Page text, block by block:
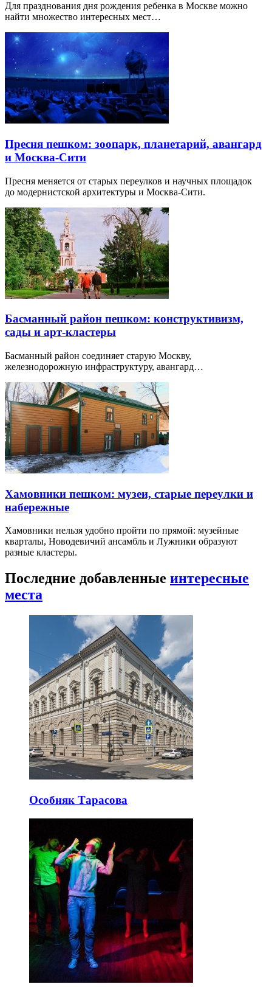
Для празднования дня рождения ребенка в Москве можно
найти множество интересных мест…
Пресня пешком: зоопарк, планетарий, авангард
и Москва-Сити
Пресня меняется от старых переулков и научных площадок
до модернистской архитектуры и Москва-Сити.
Басманный район пешком: конструктивизм,
сады и арт-кластеры
Басманный район соединяет старую Москву,
железнодорожную инфраструктуру, авангард…
Хамовники пешком: музеи, старые переулки и
набережные
Хамовники нельзя удобно пройти по прямой: музейные
кварталы, Новодевичий ансамбль и Лужники образуют
разные кластеры.
Последние добавленные интересные
места
Особняк Тарасова